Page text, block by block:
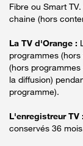
Fibre ou Smart
chaine (hors
La TV d'Orange :
programmes
(hors
la diffusion)
programme).
L'enregistreur TV :
conservés 36